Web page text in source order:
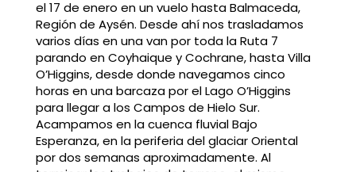
el 17 de enero en un vuelo hasta Balmaceda,
Región de Aysén. Desde ahí nos trasladamos
varios días en una van por toda la Ruta 7
parando en Coyhaique y Cochrane, hasta Villa
O’Higgins, desde donde navegamos cinco
horas en una barcaza por el Lago O’Higgins
para llegar a los Campos de Hielo Sur.
Acampamos en la cuenca fluvial Bajo
Esperanza, en la periferia del glaciar Oriental
por dos semanas aproximadamente. Al